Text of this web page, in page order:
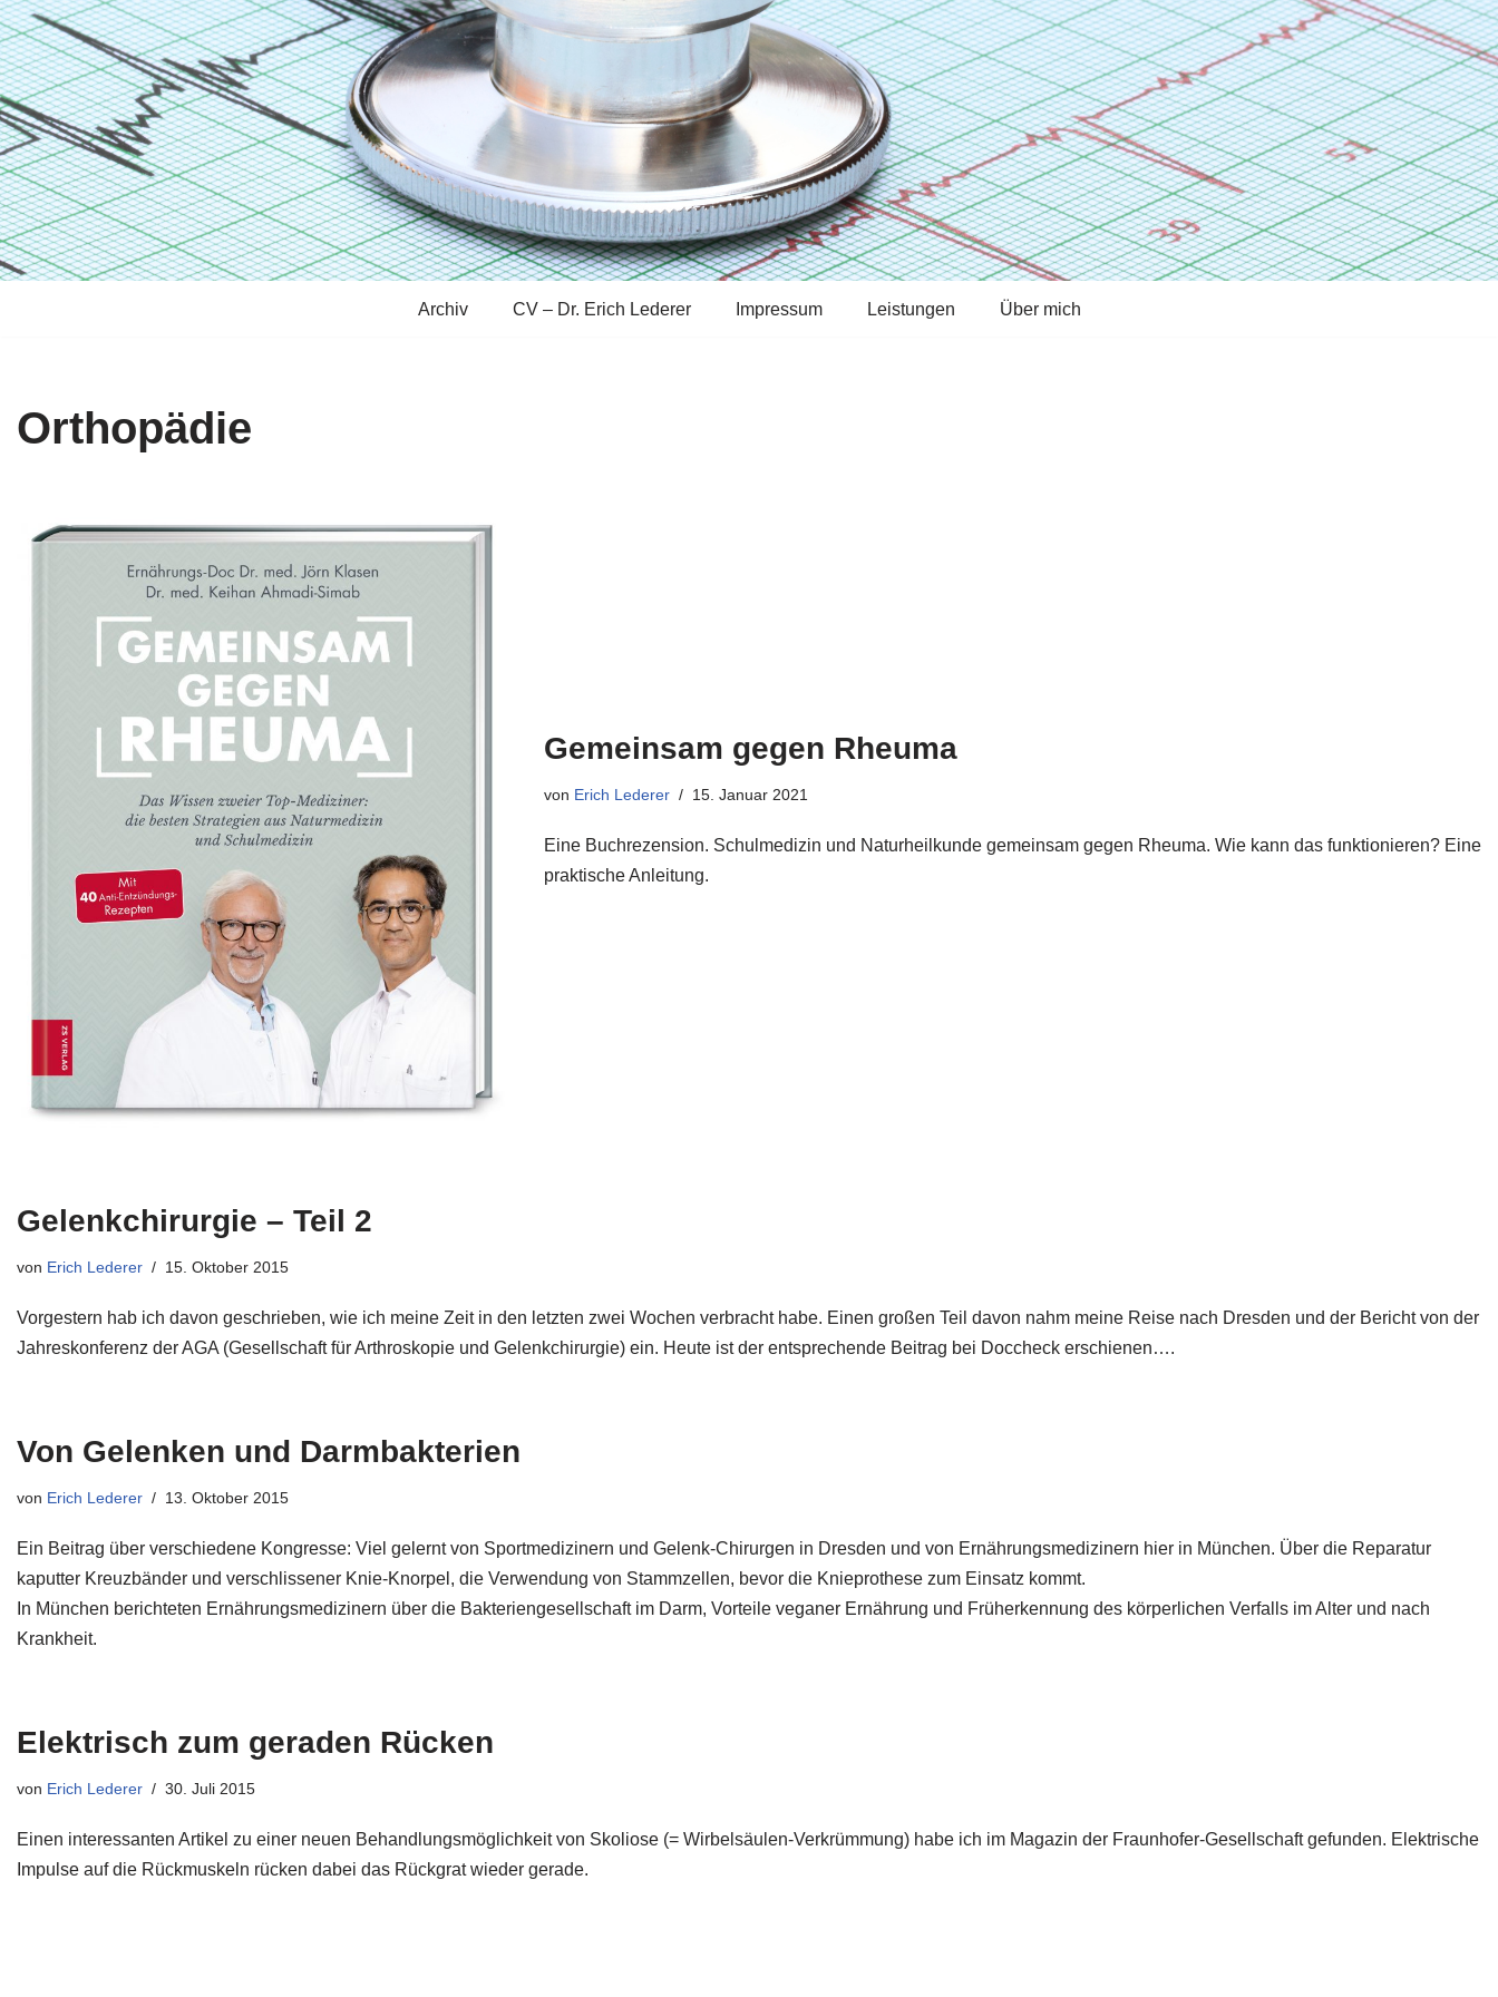
Archiv CV – Dr. Erich Lederer Impressum Leistungen Über mich
Orthopädie
Gemeinsam gegen Rheuma
von Erich Lederer 15. Januar 2021
Eine Buchrezension. Schulmedizin und Naturheilkunde gemeinsam gegen Rheuma. Wie kann das funktionieren? Eine
praktische Anleitung.
Gelenkchirurgie – Teil 2
von Erich Lederer 15. Oktober 2015
Vorgestern hab ich davon geschrieben, wie ich meine Zeit in den letzten zwei Wochen verbracht habe. Einen großen Teil davon nahm meine Reise nach Dresden und der Bericht von der
Jahreskonferenz der AGA (Gesellschaft für Arthroskopie und Gelenkchirurgie) ein. Heute ist der entsprechende Beitrag bei Doccheck erschienen….
Von Gelenken und Darmbakterien
von Erich Lederer 13. Oktober 2015
Ein Beitrag über verschiedene Kongresse: Viel gelernt von Sportmedizinern und Gelenk-Chirurgen in Dresden und von Ernährungsmedizinern hier in München. Über die Reparatur
kaputter Kreuzbänder und verschlissener Knie-Knorpel, die Verwendung von Stammzellen, bevor die Knieprothese zum Einsatz kommt.
In München berichteten Ernährungsmedizinern über die Bakteriengesellschaft im Darm, Vorteile veganer Ernährung und Früherkennung des körperlichen Verfalls im Alter und nach
Krankheit.
Elektrisch zum geraden Rücken
von Erich Lederer 30. Juli 2015
Einen interessanten Artikel zu einer neuen Behandlungsmöglichkeit von Skoliose (= Wirbelsäulen-Verkrümmung) habe ich im Magazin der Fraunhofer-Gesellschaft gefunden. Elektrische
Impulse auf die Rückmuskeln rücken dabei das Rückgrat wieder gerade.